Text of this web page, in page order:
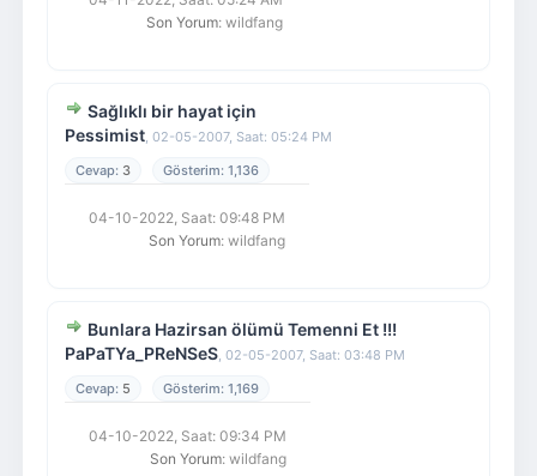
Son Yorum: wildfang
Sağlıklı bir hayat için
Pessimist, 02-05-2007, Saat: 05:24 PM
3
1,136
04-10-2022, Saat: 09:48 PM
Son Yorum: wildfang
Bunlara Hazirsan ölümü Temenni Et !!!
PaPaTYa_PReNSeS, 02-05-2007, Saat: 03:48 PM
5
1,169
04-10-2022, Saat: 09:34 PM
Son Yorum: wildfang